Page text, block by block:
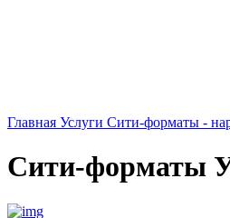
Главная Услуги Сити-форматы -
Сити-форматы